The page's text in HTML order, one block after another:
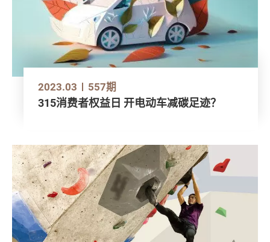
2023.03 557期
315消费者权益日 开电动车减碳足迹？